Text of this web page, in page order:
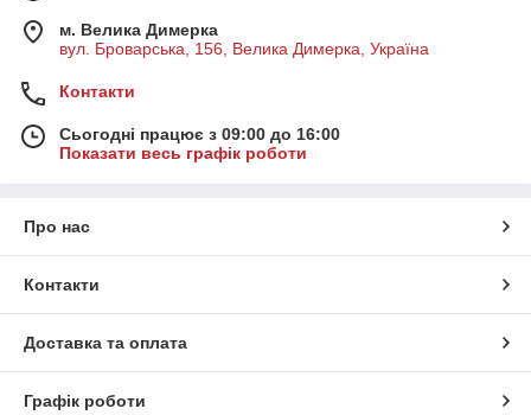
м. Велика Димерка
вул. Броварська, 156, Велика Димерка, Україна
Контакти
Сьогодні працює з 09:00 до 16:00
Показати весь графік роботи
Про нас
Контакти
Доставка та оплата
Графік роботи